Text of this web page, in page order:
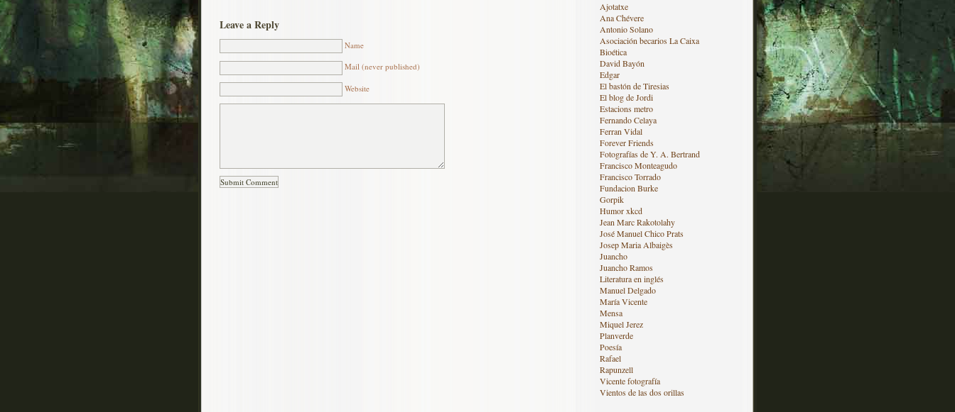
Leave a Reply
Name
Mail (never published)
Website
Ajotatxe
Ana Chévere
Antonio Solano
Asociación becarios La Caixa
Bioética
David Bayón
Edgar
El bastón de Tiresias
El blog de Jordi
Estacions metro
Fernando Celaya
Ferran Vidal
Forever Friends
Fotografías de Y. A. Bertrand
Francisco Monteagudo
Francisco Torrado
Fundacion Burke
Gorpik
Humor xkcd
Jean Marc Rakotolahy
José Manuel Chico Prats
Josep Maria Albaigès
Juancho
Juancho Ramos
Literatura en inglés
Manuel Delgado
María Vicente
Mensa
Miquel Jerez
Planverde
Poesía
Rafael
Rapunzell
Vicente fotografía
Vientos de las dos orillas